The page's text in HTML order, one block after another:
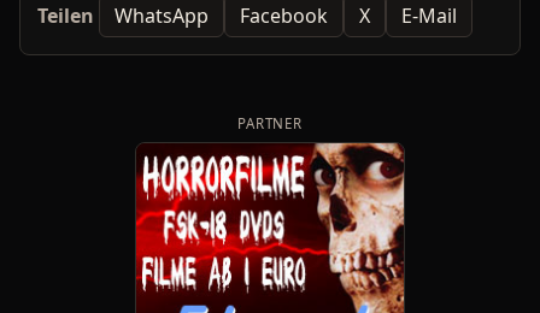
Teilen WhatsApp Facebook X E-Mail
PARTNER